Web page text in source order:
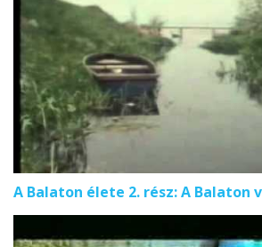
A Balaton élete 2. rész: A Balaton